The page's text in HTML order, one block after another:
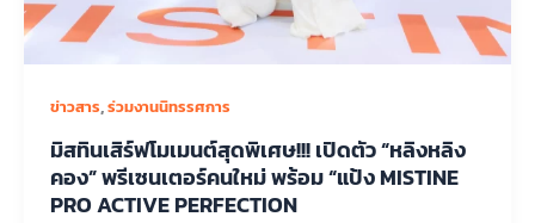
ข่าวสาร,ร่วมงานนิทรรศการ
มิสทินเสิร์ฟโมเมนต์สุดพิเศษ!!! เปิดตัว “หลิงหลิง
คอง” พรีเซนเตอร์คนใหม่ พร้อม “แป้ง MISTINE
PRO ACTIVE PERFECTION